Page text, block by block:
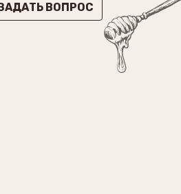
ВОПРОС